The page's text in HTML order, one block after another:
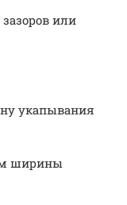
или
укапывания
ширины